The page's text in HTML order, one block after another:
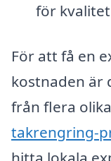
för
För att få en
kostnaden är
från flera
takrengring-